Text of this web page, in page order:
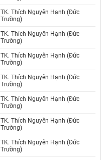
TK. Thích Nguyên Hạnh (Đức
Trường)
TK. Thích Nguyên Hạnh (Đức
Trường)
TK. Thích Nguyên Hạnh (Đức
Trường)
TK. Thích Nguyên Hạnh (Đức
Trường)
TK. Thích Nguyên Hạnh (Đức
Trường)
TK. Thích Nguyên Hạnh (Đức
Trường)
TK. Thích Nguyên Hạnh (Đức
Trường)